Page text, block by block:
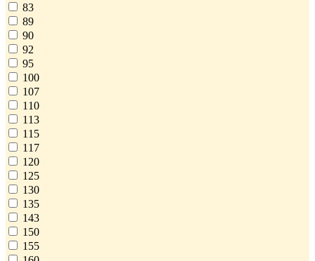
83
89
90
92
95
100
107
110
113
115
117
120
125
130
135
143
150
155